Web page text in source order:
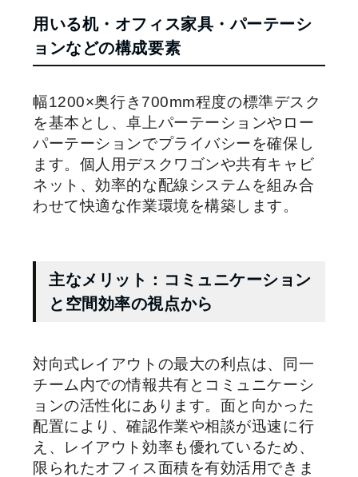
用いる机・オフィス家具・パーテーシ
ョンなどの構成要素
幅1200×奥行き700mm程度の標準デスク
を基本とし、卓上パーテーションやロー
パーテーションでプライバシーを確保し
ます。個人用デスクワゴンや共有キャビ
ネット、効率的な配線システムを組み合
わせて快適な作業環境を構築します。
主なメリット：コミュニケーション
と空間効率の視点から
対向式レイアウトの最大の利点は、同一
チーム内での情報共有とコミュニケーシ
ョンの活性化にあります。面と向かった
配置により、確認作業や相談が迅速に行
え、レイアウト効率も優れているため、
限られたオフィス面積を有効活用できま